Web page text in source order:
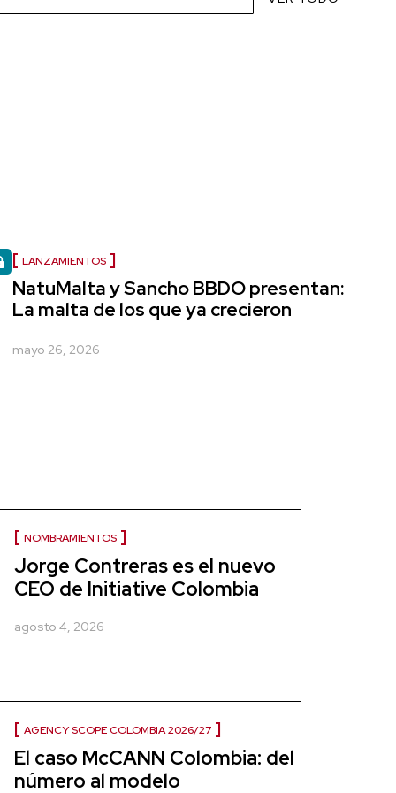
LANZAMIENTOS
NatuMalta y Sancho BBDO presentan:
La malta de los que ya crecieron
mayo 26, 2026
NOMBRAMIENTOS
Jorge Contreras es el nuevo
CEO de Initiative Colombia
agosto 4, 2026
AGENCY SCOPE COLOMBIA 2026/27
El caso McCANN Colombia: del
número al modelo